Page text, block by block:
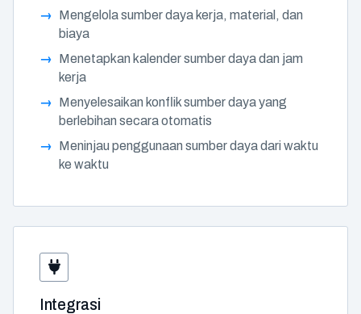
Mengelola sumber daya kerja, material, dan
biaya
Menetapkan kalender sumber daya dan jam
kerja
Menyelesaikan konflik sumber daya yang
berlebihan secara otomatis
Meninjau penggunaan sumber daya dari waktu
ke waktu
Integrasi